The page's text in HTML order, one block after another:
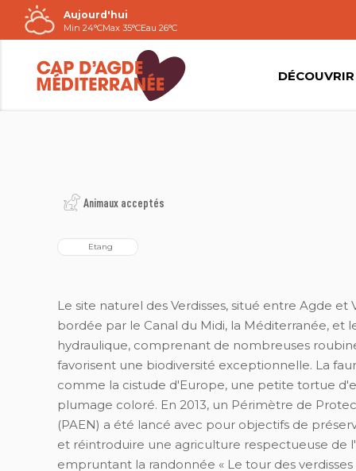
Passer
au
contenu
Aujourd'hui
Min 24°CMax 35°CEau 26°C
DÉCOUVRIR
Animaux acceptés
  Etang
Le site naturel des Verdisses, situé entre Agde
bordée par le Canal du Midi, la Méditerranée, et
hydraulique, comprenant de nombreuses
favorisent une biodiversité exceptionnelle. La
comme la cistude d'Europe, une petite tortue
plumage coloré. En 2013, un Périmètre de
(PAEN) a été lancé avec pour objectifs de
et réintroduire une agriculture respectueuse
empruntant la randonnée « Le tour des